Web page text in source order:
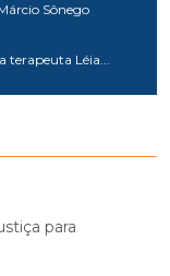
Sônego
terapeuta Léia...
para